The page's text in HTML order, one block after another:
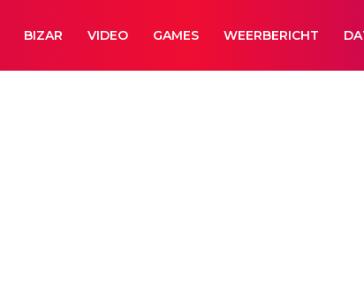
BIZAR VIDEO GAMES WEERBERICHT